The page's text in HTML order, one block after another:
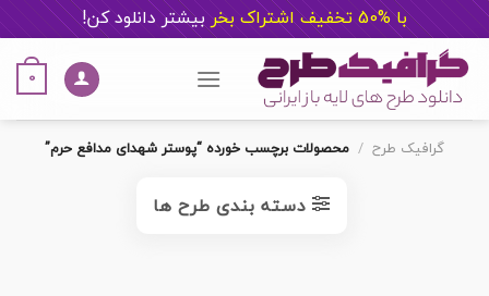
با %50 تخفیف اشتراک بخر بیشتر دانلود کن!
content
0
گرافیک طرح / محصولات برچسب خورده “پوستر شهدای مدافع حرم”
دسته بندی طرح ها